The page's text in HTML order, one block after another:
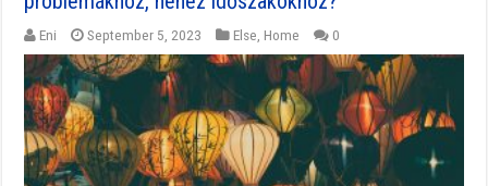
Eni September 5, 2023 Else Home 0